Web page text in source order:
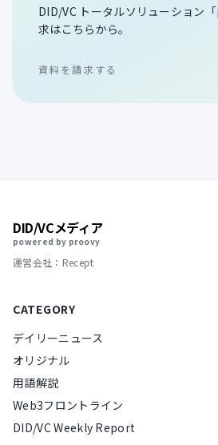
DID/VC トータルソリューション
求はこちらから。
資料を請求する
DID/VCメディア
powered by proovy
運営会社：Recept
CATEGORY
デイリーニュース
オリジナル
用語解説
Web3フロントライン
DID/VC Weekly Report